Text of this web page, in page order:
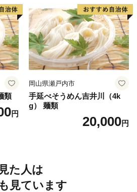
類
円
岡山県瀬戸内市
手延べそうめん吉井川（4k
g） 麺類
20,000円
た人は
見ています